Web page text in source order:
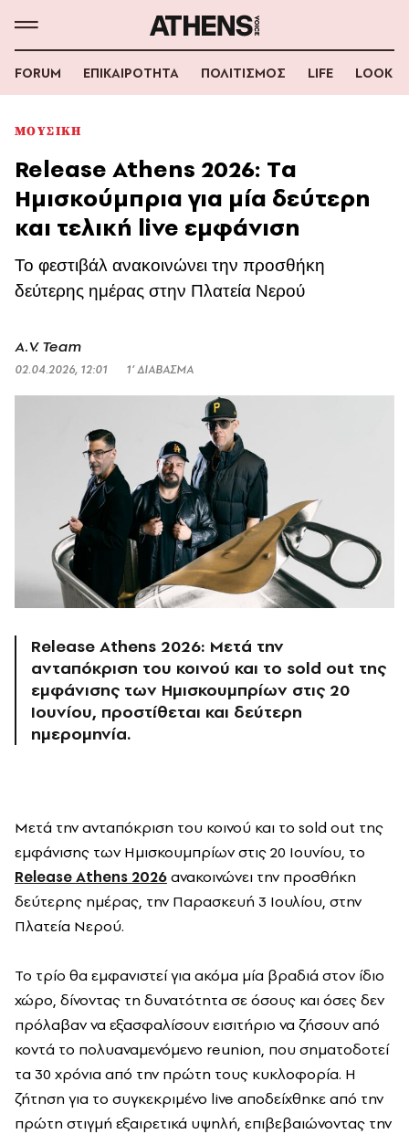
FORUM ΕΠΙΚΑΙΡΟΤΗΤΑ ΠΟΛΙΤΙΣΜΟΣ LIFE LOOK
ΜΟΥΣΙΚΗ
Release Athens 2026: Tα
Ημισκούμπρια για μία δεύτερη
και τελική live εμφάνιση
To φεστιβάλ ανακοινώνει την προσθήκη
δεύτερης ημέρας στην Πλατεία Νερού
A.V. Team
02.04.2026, 12:01 1’ ΔΙΑΒΑΣΜΑ
Release Athens 2026: Μετά την
ανταπόκριση του κοινού και το sold out της
εμφάνισης των Ημισκουμπρίων στις 20
Ιουνίου, προστίθεται και δεύτερη
ημερομηνία.
Μετά την ανταπόκριση του κοινού και το sold out της
εμφάνισης των Ημισκουμπρίων στις 20 Ιουνίου, το
Release Athens 2026ανακοινώνει την προσθήκη
δεύτερης ημέρας, την Παρασκευή 3 Ιουλίου, στην
Πλατεία Νερού.
Το τρίο θα εμφανιστεί για ακόμα μία βραδιά στον ίδιο
χώρο, δίνοντας τη δυνατότητα σε όσους και όσες δεν
πρόλαβαν να εξασφαλίσουν εισιτήριο να ζήσουν από
κοντά το πολυαναμενόμενο reunion, που σηματοδοτεί
τα 30 χρόνια από την πρώτη τους κυκλοφορία. Η
ζήτηση για το συγκεκριμένο live αποδείχθηκε από την
πρώτη στιγμή εξαιρετικά υψηλή, επιβεβαιώνοντας την